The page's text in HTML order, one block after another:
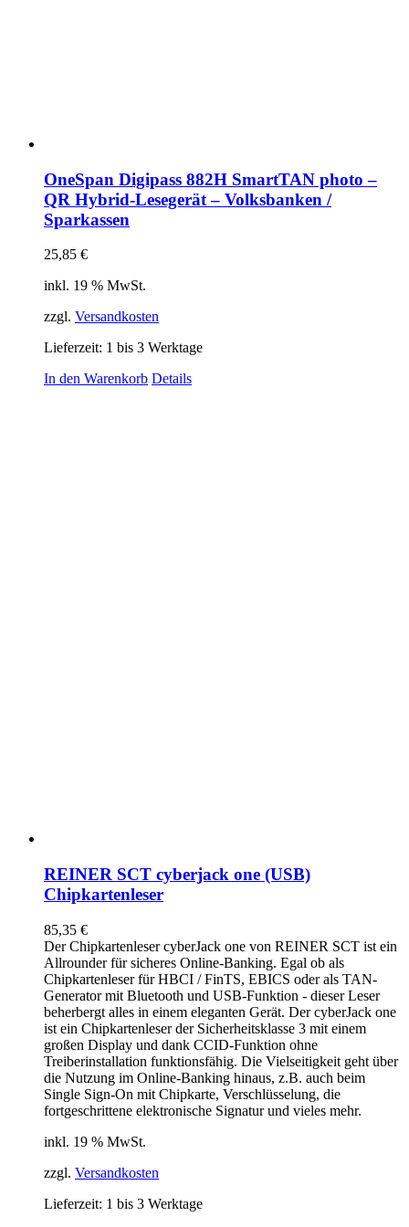
OneSpan Digipass 882H SmartTAN photo –
QR Hybrid-Lesegerät – Volksbanken /
Sparkassen
25,85 €
inkl. 19 % MwSt.
zzgl. Versandkosten
Lieferzeit: 1 bis 3 Werktage
In den Warenkorb Details
REINER SCT cyberjack one (USB)
Chipkartenleser
85,35 €
Der Chipkartenleser cyberJack one von REINER SCT ist ein
Allrounder für sicheres Online-Banking. Egal ob als
Chipkartenleser für HBCI / FinTS, EBICS oder als TAN-
Generator mit Bluetooth und USB-Funktion - dieser Leser
beherbergt alles in einem eleganten Gerät. Der cyberJack one
ist ein Chipkartenleser der Sicherheitsklasse 3 mit einem
großen Display und dank CCID-Funktion ohne
Treiberinstallation funktionsfähig. Die Vielseitigkeit geht über
die Nutzung im Online-Banking hinaus, z.B. auch beim
Single Sign-On mit Chipkarte, Verschlüsselung, die
fortgeschrittene elektronische Signatur und vieles mehr.
inkl. 19 % MwSt.
zzgl. Versandkosten
Lieferzeit: 1 bis 3 Werktage